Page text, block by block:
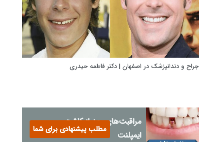
جراح و دندانپزشک در اصفهان | دکتر فاطمه حیدری
مراقبت‌های بعد از کاشت
ایمپلنت
مطلب پیشنهادی برای شما